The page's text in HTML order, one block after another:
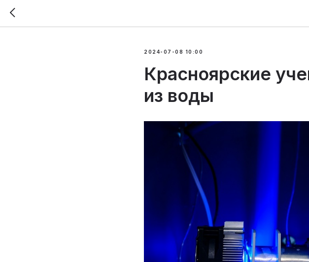
2024-07-08 10:00
Красноярские
из воды